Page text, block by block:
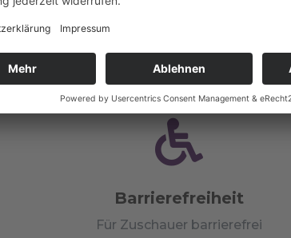

Barrierefreiheit
Für Zuschauer barrierefrei